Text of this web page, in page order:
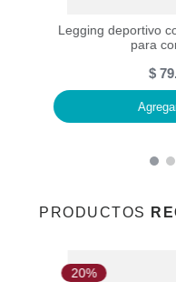
Legging deportivo
para
$ 79.
PRODUCTOS
20%